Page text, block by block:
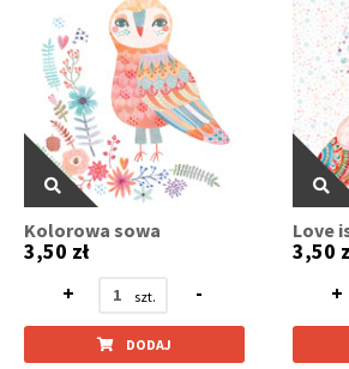
Kolorowa sowa
3,50 zł
+
-
DODAJ
Love
3,50
+